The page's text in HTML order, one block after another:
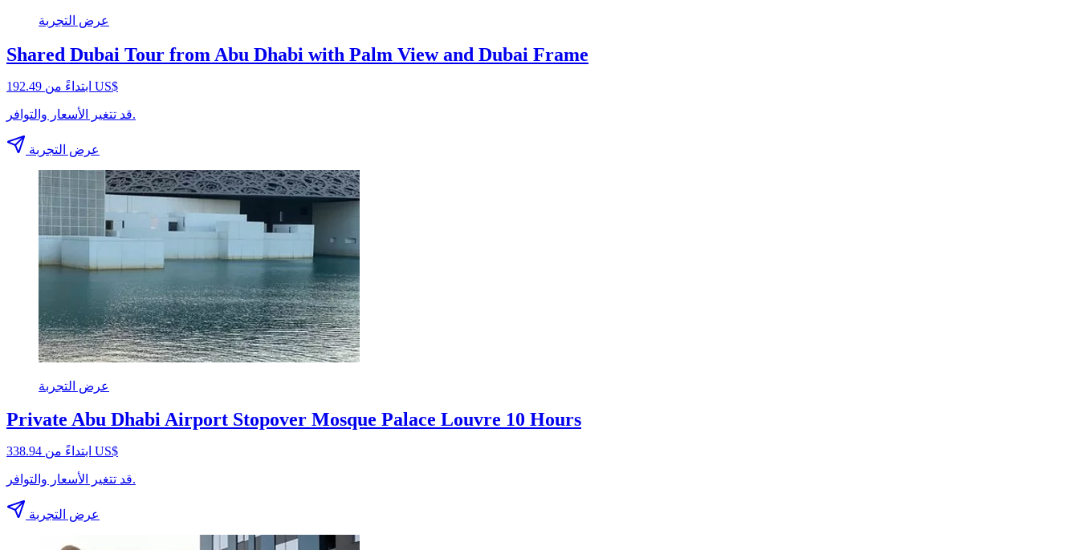
عرض التجربة
Shared Dubai Tour from Abu Dhabi with Palm View and Dubai Frame
ابتداءً من ‏192.49 US$
قد تتغير الأسعار والتوافر.
عرض التجربة
عرض التجربة
Private Abu Dhabi Airport Stopover Mosque Palace Louvre 10 Hours
ابتداءً من ‏338.94 US$
قد تتغير الأسعار والتوافر.
عرض التجربة